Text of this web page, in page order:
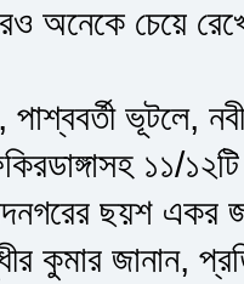
অনেকে চেয়ে
ভূটলে,
১১/
ছয়শ একর
কুমার জানান,